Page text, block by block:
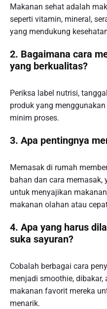
Makanan sehat adalah
seperti vitamin, mineral,
yang mendukung
2. Bagaimana cara
yang berkualitas?
Periksa label nutrisi,
produk yang
minim proses.
3. Apa pentingnya
Memasak di rumah
bahan dan cara memasak,
untuk menyajikan
makanan olahan atau
4. Apa yang harus
suka sayuran?
Cobalah berbagai cara
menjadi smoothie, dibakar,
makanan favorit mereka
menarik.